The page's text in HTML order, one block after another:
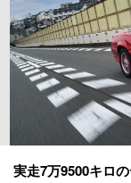
実走7万9500キロ